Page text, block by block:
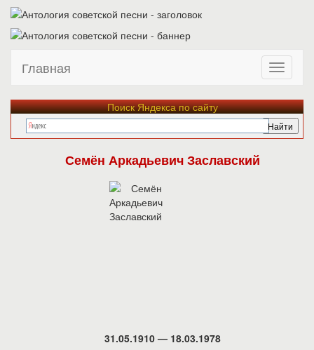
Главная
Поиск Яндекса по сайту
Семён Аркадьевич Заславский
31.05.1910 — 18.03.1978